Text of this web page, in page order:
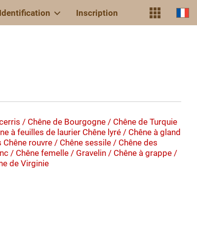
Identification Inscription
/ Chêne de Bourgogne / Chêne de Turquie
à feuilles de laurier Chêne lyré / Chêne à gland
Chêne rouvre / Chêne sessile / Chêne des
/ Chêne femelle / Gravelin / Chêne à grappe /
de Virginie